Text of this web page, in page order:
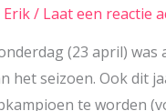
Erik/ Laat een reactie
(23 april) was
het seizoen. Ook dit
te worden